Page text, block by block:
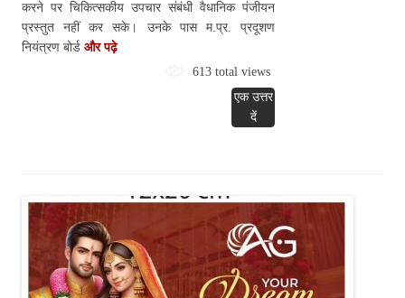
करने पर चिकित्सकीय उपचार संबंधी वैधानिक पंजीयन
प्रस्तुत नहीं कर सके। उनके पास म.प्र. प्रदूशण
नियंत्रण बोर्ड और पढ़े
613 total views
एक उत्तर
दें